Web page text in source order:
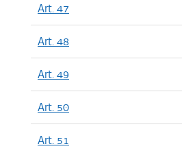
Art. 47
Art. 48
Art. 49
Art. 50
Art. 51